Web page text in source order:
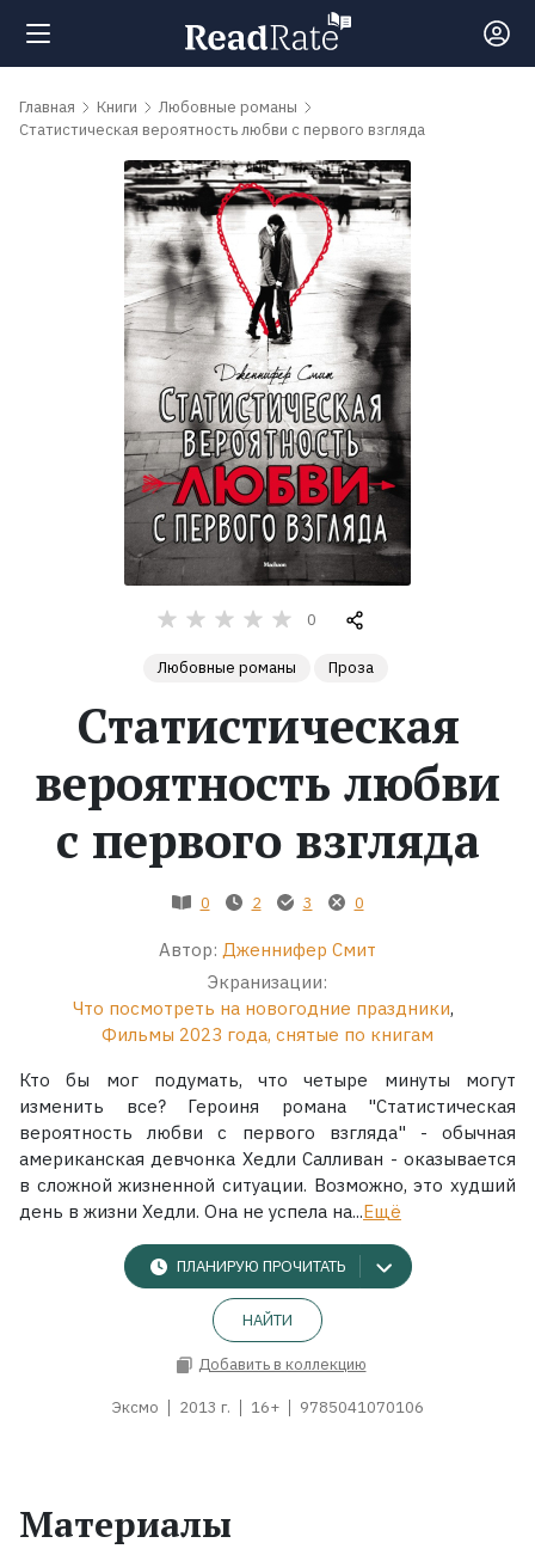
Поиск
Рейтинги
обсуждаемые
Экранизации
Коллекции
Главная Книги
Любовные романы
Статистическая вероятность любви с первого взгляда
0
Любовные романы Проза
Статистическая
вероятность любви
с первого взгляда
0 2 3 0
Автор: Дженнифер Смит
Экранизации:
Что посмотреть на новогодние праздники,
Фильмы 2023 года, снятые по книгам
Кто бы мог подумать, что четыре минуты могут
изменить все? Героиня романа "Статистическая
вероятность любви с первого взгляда" - обычная
американская девчонка Хедли Салливан - оказывается
в сложной жизненной ситуации. Возможно, это худший
день в жизни Хедли. Она не успела на...Ещё
ПЛАНИРУЮ ПРОЧИТАТЬ
НАЙТИ
Добавить в коллекцию
Эксмо 2013 г. 16+ 9785041070106
Материалы